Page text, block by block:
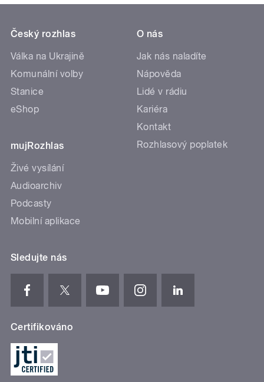
Český rozhlas
Válka na Ukrajině
Komunální volby
Stanice
eShop
mujRozhlas
Živé vysílání
Audioarchiv
Podcasty
Mobilní aplikace
O nás
Jak nás naladíte
Nápověda
Lidé v rádiu
Kariéra
Kontakt
Rozhlasový poplatek
Sledujte nás
Certifikováno